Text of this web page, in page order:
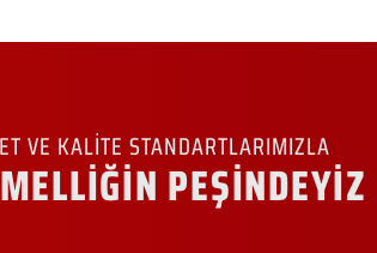
VE KALİTE STANDARTLARIMIZLA
PEŞİNDEYİZ